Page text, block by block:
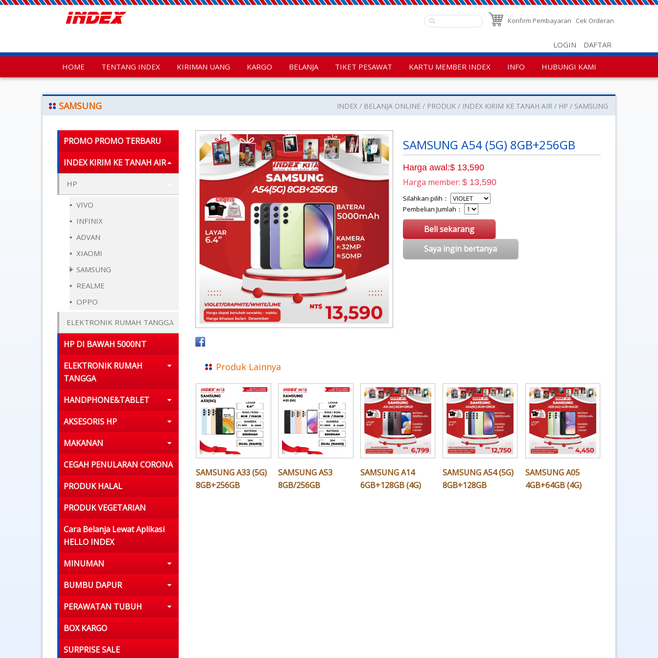
Konfirm Pembayaran Cek Orderan
LOGIN DAFTAR
HOME TENTANG INDEX KIRIMAN UANG KARGO BELANJA TIKET PESAWAT KARTU MEMBER INDEX INFO HUBUNGI KAMI
SAMSUNG INDEX BELANJA ONLINE PRODUK INDEX KIRIM KE TANAH AIR HP SAMSUNG
PROMO PROMO TERBARU
INDEX KIRIM KE TANAH AIR
HP
VIVO
INFINIX
ADVAN
XIAOMI
SAMSUNG
REALME
OPPO
ELEKTRONIK RUMAH TANGGA
HP DI BAWAH 5000NT
ELEKTRONIK RUMAH
TANGGA
HANDPHONE&TABLET
AKSESORIS HP
MAKANAN
CEGAH PENULARAN CORONA
PRODUK HALAL
PRODUK VEGETARIAN
Cara Belanja Lewat Aplikasi
HELLO INDEX
MINUMAN
BUMBU DAPUR
PERAWATAN TUBUH
BOX KARGO
SURPRISE SALE
SAMSUNG A54 (5G) 8GB+256GB
Harga awal:$ 13,590
Harga member:$ 13,590
Silahkan pilih：
Pembelian Jumlah：
Beli sekarang
Saya ingin bertanya
Produk Lainnya
SAMSUNG A33 (5G)
8GB+256GB
SAMSUNG A53
8GB/256GB
SAMSUNG A14
6GB+128GB (4G)
SAMSUNG A54 (5G)
8GB+128GB
SAMSUNG A05
4GB+64GB (4G)